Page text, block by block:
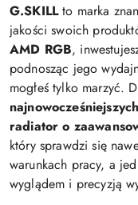
G.SKILLto marka
jakości swoich
AMD RGB,
podnosząc jego
mogłeś tylko marzyć.
radiator o
który sprawdzi się
warunkach pracy, a
wyglądem i precyzją